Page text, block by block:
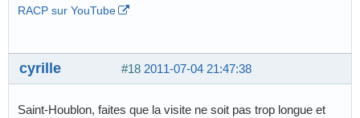
RACP sur YouTube
#18 2011-07-04 21:47:38
cyrille
Saint-Houblon, faites que la visite ne soit pas trop longue et